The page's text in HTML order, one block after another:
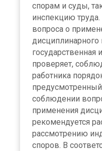
спорам и суды,
инспекцию
вопроса о
дисциплинарного
государственная
проверяет,
работника
соблюдении
применения
рекомендуется
рассмотрению
споров. В